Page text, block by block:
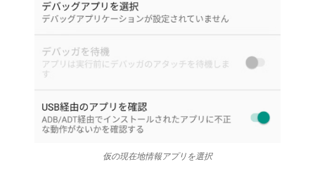
仮の現在地情報アプリを選択